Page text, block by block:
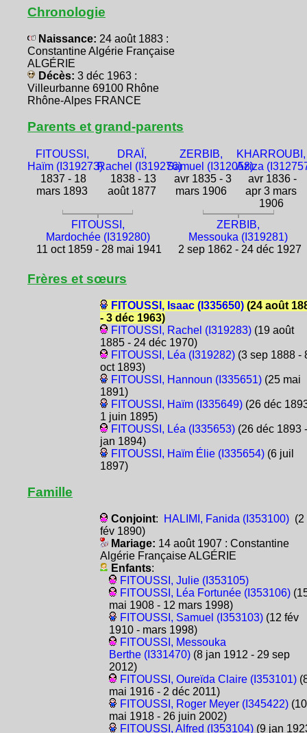
Chronologie
Naissance: 24 août 1883 :
Constantine Algérie Française
ALGÉRIE
Décès: 3 déc 1963 :
Villeurbanne 69100 Rhône
Rhône-Alpes FRANCE
Parents et grand-parents
FITOUSSI,
Haïm (I319273)
1837 - 18
mars 1893
DRAÏ,
Rachel (I319276)
1838 - 13
août 1877
ZERBIB,
Samuel (I312058)
avr 1835 - 3
mars 1906
KHARROUBI,
Aziza
avr 1836 -
apr 3 mars
1906
FITOUSSI,
Mardochée (I319280)
11 oct 1859 - 28 mai 1941
ZERBIB,
Messouka (I319281)
2 sep 1862 - 24 déc 1927
Frères et sœurs
FITOUSSI, Isaac (I335650)(24 août
- 3 déc 1963)
FITOUSSI, Rachel (I319283)(19 août
1885 - 24 déc 1970)
FITOUSSI, Léa (I319282)(3 sep 1888 -
oct 1893)
FITOUSSI, Hannoun (I335651)(25 mai
1891)
FITOUSSI, Haïm (I335649)(26 déc
1 juin 1895)
FITOUSSI, Léa (I335653)(26 déc 1893
jan 1894)
FITOUSSI, Haïm Élie (I335654)(6 juil
1897)
Famille
Conjoint: HALIMI, Fanida (I353100)(2
fév 1890)
Mariage: 14 août 1907 : Constantine
Algérie Française ALGÉRIE
Enfants:
FITOUSSI, Julie (I353105)
FITOUSSI, Léa Fortunée (I353106)
mai 1908 - 12 mars 1998)
FITOUSSI, Samuel (I353103)(12 fév
1910 - mars 1998)
FITOUSSI, Messouka
Berthe (I331470)(8 jan 1912 - 29 sep
2012)
FITOUSSI, Oureïda Claire (I353101)
mai 1916 - 2 déc 2011)
FITOUSSI, Roger Meyer (I345422)(10
mai 1918 - 26 juin 2002)
FITOUSSI, Alfred (I353104)(9 jan